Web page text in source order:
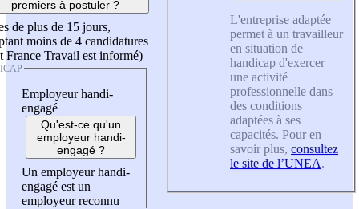
premiers à postuler ?
de plus de 15 jours,
moins de 4 candidatures
France Travail est informé)
Employeur handi-
engagé
Qu'est-ce qu'un
employeur handi-
engagé ?
Un employeur handi-
engagé est un
employeur reconnu
L'entreprise adaptée
permet à un travailleur
en situation de
handicap d'exercer
une activité
professionnelle dans
des conditions
adaptées à ses
capacités. Pour en
savoir plus, consultez
le site de l’UNEA.